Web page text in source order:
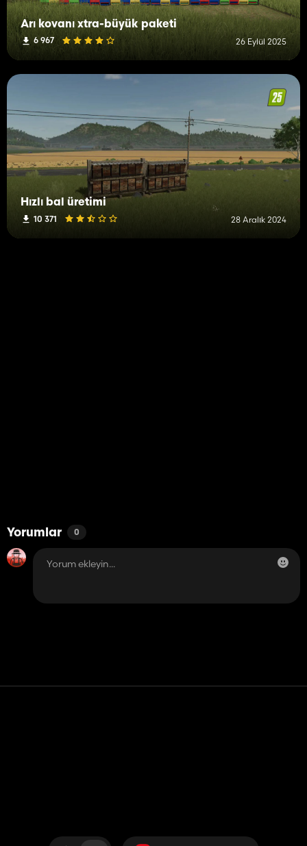
Arı kovanı xtra-büyük paketi
6 967 26 Eylül 2025
Hızlı bal üretimi
10 371 28 Aralık 2024
Yorumlar 0